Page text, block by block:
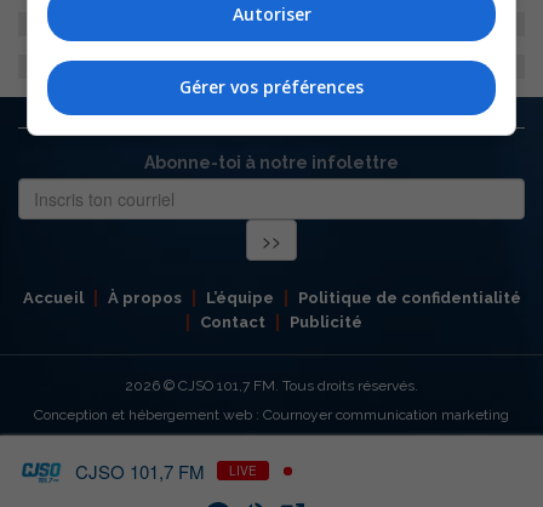
Abonne-toi à notre infolettre
Accueil À propos L’équipe
Politique de confidentialité
Contact
Publicité
2026 © CJSO 101,7 FM. Tous droits réservés.
Conception et hébergement web : Cournoyer communication marketing
CJSO 101,7 FM LIVE
Autoriser
Gérer vos préférences